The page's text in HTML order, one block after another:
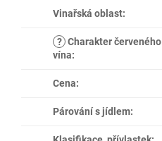
Vinařská oblast:
? Charakter červeného
vína:
Cena:
Párování s jídlem: